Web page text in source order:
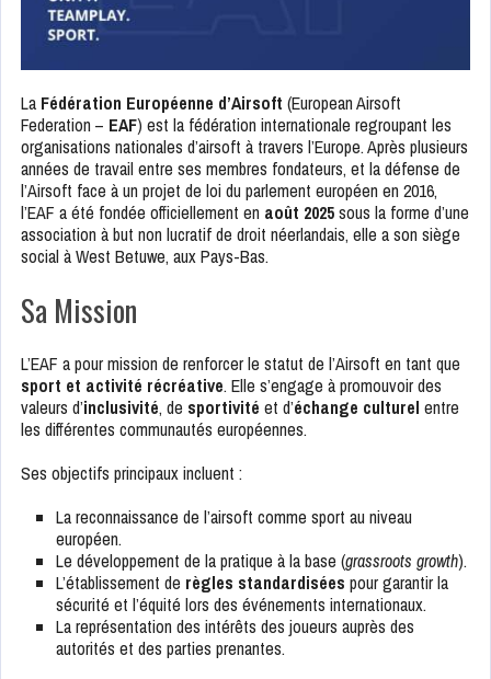
La Fédération Européenne d’Airsoft (European Airsoft
Federation – EAF) est la fédération internationale regroupant les
organisations nationales d’airsoft à travers l’Europe. Après plusieurs
années de travail entre ses membres fondateurs, et la défense de
l’Airsoft face à un projet de loi du parlement européen en 2016,
l’EAF a été fondée officiellement en août 2025sous la forme d’une
association à but non lucratif de droit néerlandais, elle a son siège
social à West Betuwe, aux Pays-Bas.
Sa Mission
L’EAF a pour mission de renforcer le statut de l’Airsoft en tant que
sport et activité récréative. Elle s’engage à promouvoir des
valeurs d’inclusivité, de sportivité et d’échange culturel entre
les différentes communautés européennes.
Ses objectifs principaux incluent :
La reconnaissance de l’airsoft comme sport au niveau
européen.
Le développement de la pratique à la base (grassroots growth).
L’établissement de règles standardisées pour garantir la
sécurité et l’équité lors des événements internationaux.
La représentation des intérêts des joueurs auprès des
autorités et des parties prenantes.